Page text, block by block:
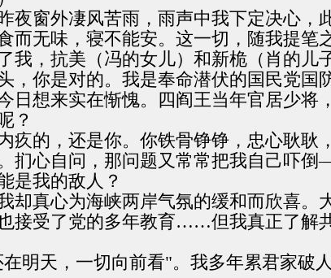
夜窗外凄风苦雨，雨声中我下定决心
无味，寝不能安。这一切，随我提笔
我，抗美（冯的女儿）和新桅（肖的
，你是对的。我是奉命潜伏的国民党国
想来实在惭愧。四阎王当年官居少将
？
疚的，还是你。你铁骨铮铮，忠心耿
扪心自问，那问题又常常把我自己吓
是我的敌人？
却真心为海峡两岸气氛的缓和而欣喜
接受了党的多年教育……但我真正了解
明天，一切向前看"。我多年累君家破